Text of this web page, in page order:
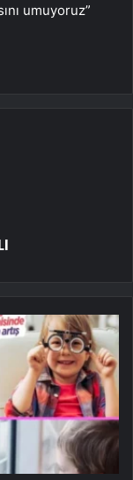
umuyoruz”